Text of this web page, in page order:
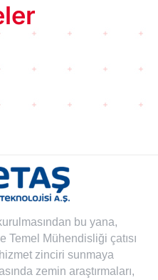
bu yana,
Temel Mühendisliği çatısı
zinciri sunmaya
zemin araştırmaları,